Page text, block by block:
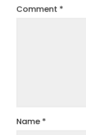
Comment *
Name *